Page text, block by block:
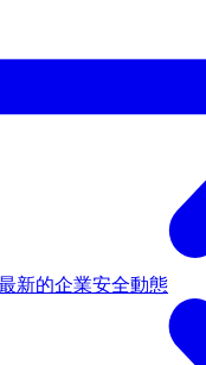
新的企業安全動態